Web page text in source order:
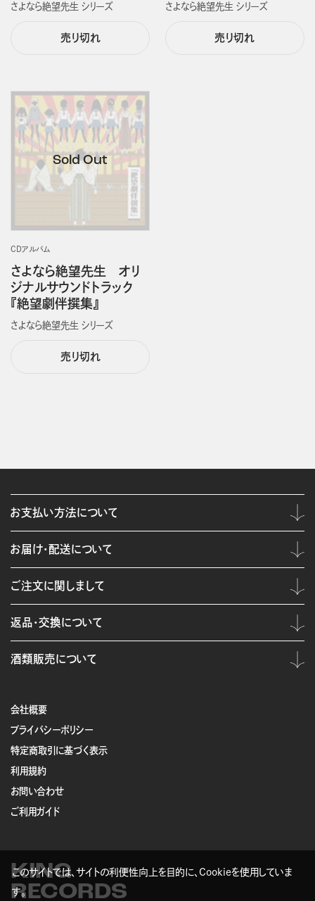
さよなら絶望先生 シリーズ
売り切れ
さよなら絶望先生 シリーズ
売り切れ
CDアルバム
さよなら絶望先生 オリ
ジナルサウンドトラック
『絶望劇伴撰集』
さよなら絶望先生 シリーズ
売り切れ
会社概要
プライバシーポリシー
特定商取引に基づく表示
利用規約
お問い合わせ
ご利用ガイド
KING
RECORDS
お支払い方法について
お届け・配送について
ご注文に関しまして
返品・交換について
酒類販売について
このサイトでは、サイトの利便性向上を目的に、Cookieを使用していま
す。